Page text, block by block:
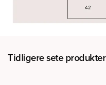
Tidligere sete produkter